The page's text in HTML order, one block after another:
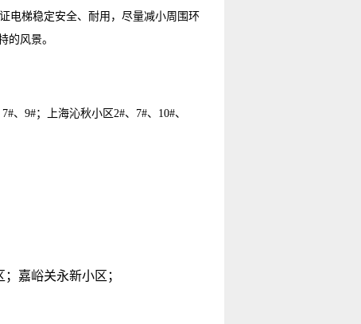
电梯稳定安全、耐用，尽量减小周围环
的风景。
、9#；上海沁秋小区2#、7#、10#、
嘉峪关永新小区；